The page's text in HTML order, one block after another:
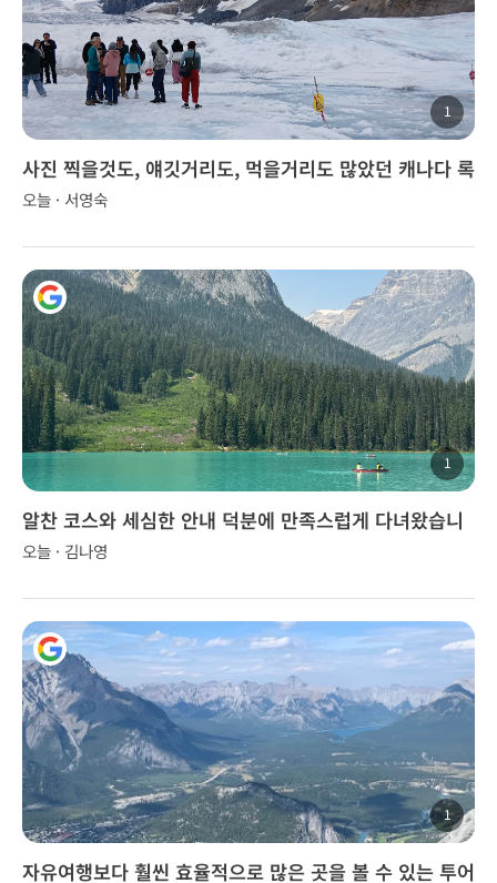
1
사진 찍을것도, 얘깃거리도, 먹을거리도 많았던 캐나다 록
키 투어..
오늘 · 서영숙
1
알찬 코스와 세심한 안내 덕분에 만족스럽게 다녀왔습니
다.
오늘 · 김나영
1
자유여행보다 훨씬 효율적으로 많은 곳을 볼 수 있는 투어